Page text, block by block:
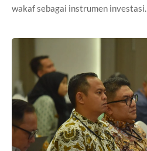
wakaf sebagai instrumen investasi.